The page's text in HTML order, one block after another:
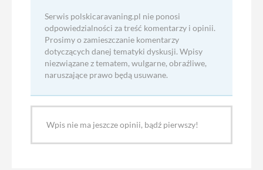
Serwis polskicaravaning.pl nie ponosi
odpowiedzialności za treść komentarzy i opinii.
Prosimy o zamieszczanie komentarzy
dotyczących danej tematyki dyskusji. Wpisy
niezwiązane z tematem, wulgarne, obraźliwe,
naruszające prawo będą usuwane.
Wpis nie ma jeszcze opinii, bądź pierwszy!